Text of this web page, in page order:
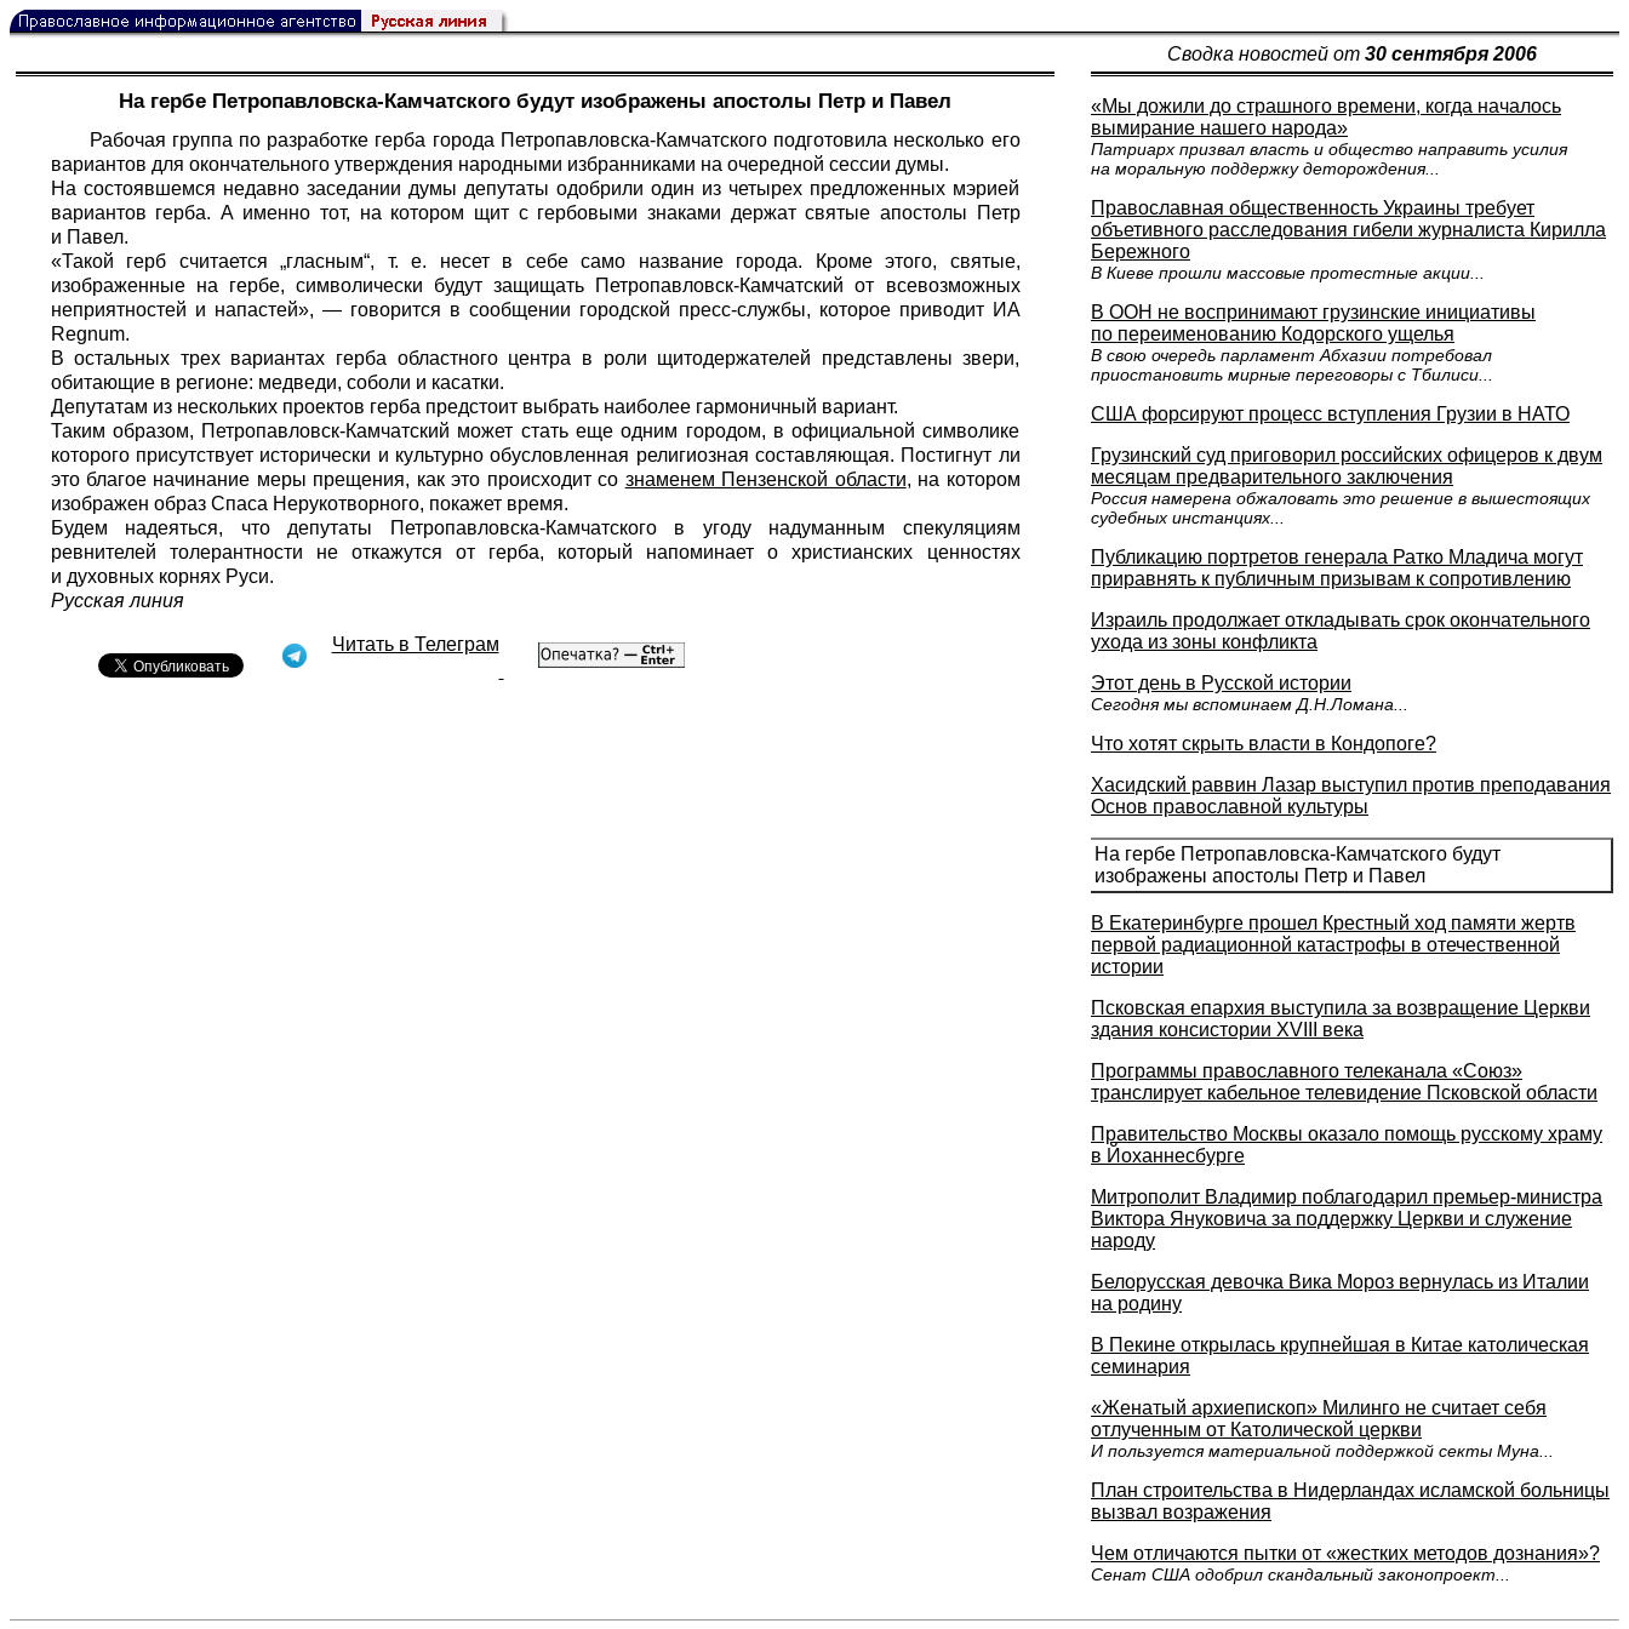
Сводка новостей от 30 сентября 2006
На гербе Петропавловска-Камчатского будут изображены апостолы Петр и Павел
Рабочая группа по разработке герба города Петропавловска-Камчатского подготовила несколько его
вариантов для окончательного утверждения народными избранниками на очередной сессии думы.
На состоявшемся недавно заседании думы депутаты одобрили один из четырех предложенных мэрией
вариантов герба. А именно тот, на котором щит с гербовыми знаками держат святые апостолы Петр
и Павел.
«Такой герб считается „гласным“, т. е. несет в себе само название города. Кроме этого, святые,
изображенные на гербе, символически будут защищать Петропавловск-Камчатский от всевозможных
неприятностей и напастей», — говорится в сообщении городской пресс-службы, которое приводит ИА
Regnum.
В остальных трех вариантах герба областного центра в роли щитодержателей представлены звери,
обитающие в регионе: медведи, соболи и касатки.
Депутатам из нескольких проектов герба предстоит выбрать наиболее гармоничный вариант.
Таким образом, Петропавловск-Камчатский может стать еще одним городом, в официальной символике
которого присутствует исторически и культурно обусловленная религиозная составляющая. Постигнут ли
это благое начинание меры прещения, как это происходит со знаменем Пензенской области, на котором
изображен образ Спаса Нерукотворного, покажет время.
Будем надеяться, что депутаты Петропавловска-Камчатского в угоду надуманным спекуляциям
ревнителей толерантности не откажутся от герба, который напоминает о христианских ценностях
и духовных корнях Руси.
Русская линия
Читать в Телеграм
«Мы дожили до страшного времени, когда началось
вымирание нашего народа»
Патриарх призвал власть и общество направить усилия
на моральную поддержку деторождения...
Православная общественность Украины требует
объетивного расследования гибели журналиста Кирилла
Бережного
В Киеве прошли массовые протестные акции...
В ООН не воспринимают грузинские инициативы
по переименованию Кодорского ущелья
В свою очередь парламент Абхазии потребовал
приостановить мирные переговоры с Тбилиси...
США форсируют процесс вступления Грузии в НАТО
Грузинский суд приговорил российских офицеров к двум
месяцам предварительного заключения
Россия намерена обжаловать это решение в вышестоящих
судебных инстанциях...
Публикацию портретов генерала Ратко Младича могут
приравнять к публичным призывам к сопротивлению
Израиль продолжает откладывать срок окончательного
ухода из зоны конфликта
Этот день в Русской истории
Сегодня мы вспоминаем Д.Н.Ломана...
Что хотят скрыть власти в Кондопоге?
Хасидский раввин Лазар выступил против преподавания
Основ православной культуры
На гербе Петропавловска-Камчатского будут
изображены апостолы Петр и Павел
В Екатеринбурге прошел Крестный ход памяти жертв
первой радиационной катастрофы в отечественной
истории
Псковская епархия выступила за возвращение Церкви
здания консистории XVIII века
Программы православного телеканала «Союз»
транслирует кабельное телевидение Псковской области
Правительство Москвы оказало помощь русскому храму
в Йоханнесбурге
Митрополит Владимир поблагодарил премьер-министра
Виктора Януковича за поддержку Церкви и служение
народу
Белорусская девочка Вика Мороз вернулась из Италии
на родину
В Пекине открылась крупнейшая в Китае католическая
семинария
«Женатый архиепископ» Милинго не считает себя
отлученным от Католической церкви
И пользуется материальной поддержкой секты Муна...
План строительства в Нидерландах исламской больницы
вызвал возражения
Чем отличаются пытки от «жестких методов дознания»?
Сенат США одобрил скандальный законопроект...